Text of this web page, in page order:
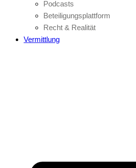
Podcasts
Beteiligungsplattform
Recht & Realität
Vermittlung